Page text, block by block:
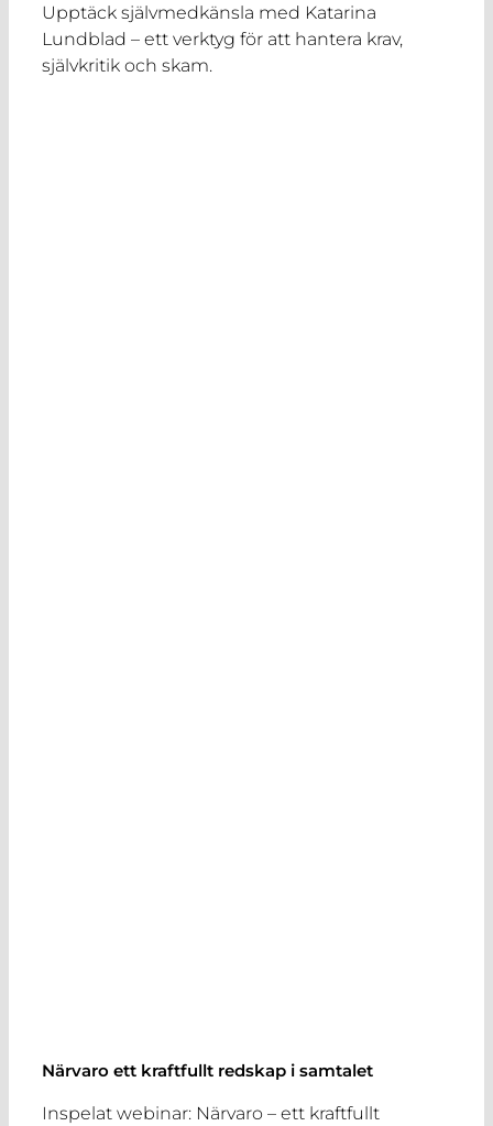
Upptäck självmedkänsla med Katarina
Lundblad – ett verktyg för att hantera krav,
självkritik och skam.
Närvaro ett kraftfullt redskap i samtalet
Inspelat webinar: Närvaro – ett kraftfullt